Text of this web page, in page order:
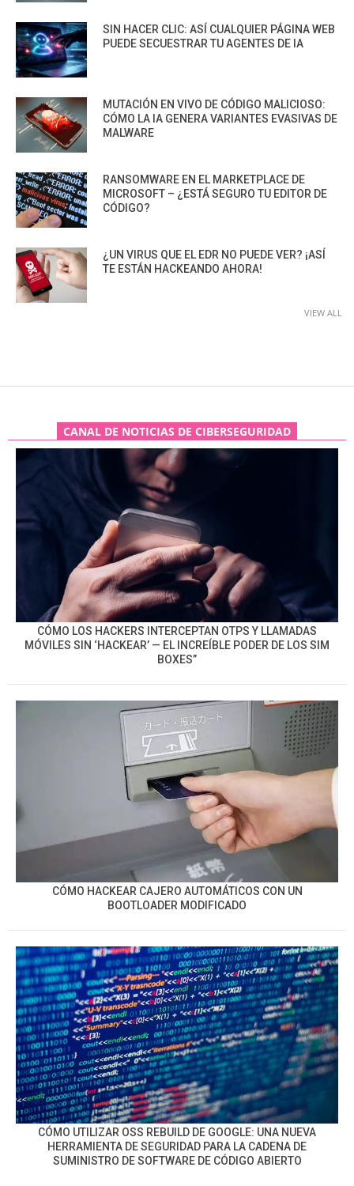
SIN HACER CLIC: ASÍ CUALQUIER PÁGINA WEB
PUEDE SECUESTRAR TU AGENTES DE IA
MUTACIÓN EN VIVO DE CÓDIGO MALICIOSO:
CÓMO LA IA GENERA VARIANTES EVASIVAS DE
MALWARE
RANSOMWARE EN EL MARKETPLACE DE
MICROSOFT – ¿ESTÁ SEGURO TU EDITOR DE
CÓDIGO?
¿UN VIRUS QUE EL EDR NO PUEDE VER? ¡ASÍ
TE ESTÁN HACKEANDO AHORA!
VIEW ALL
CANAL DE NOTICIAS DE CIBERSEGURIDAD
CÓMO LOS HACKERS INTERCEPTAN OTPS Y LLAMADAS
MÓVILES SIN ‘HACKEAR’ — EL INCREÍBLE PODER DE LOS SIM
BOXES”
CÓMO HACKEAR CAJERO AUTOMÁTICOS CON UN
BOOTLOADER MODIFICADO
CÓMO UTILIZAR OSS REBUILD DE GOOGLE: UNA NUEVA
HERRAMIENTA DE SEGURIDAD PARA LA CADENA DE
SUMINISTRO DE SOFTWARE DE CÓDIGO ABIERTO